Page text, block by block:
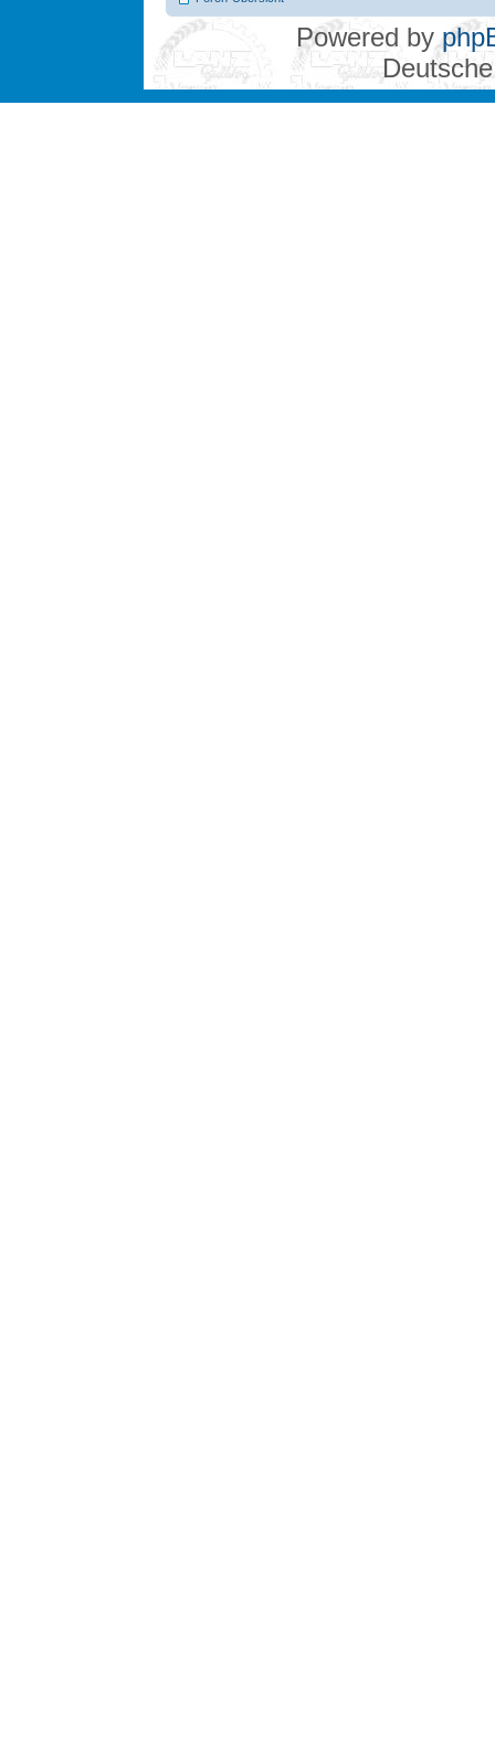
Powered by